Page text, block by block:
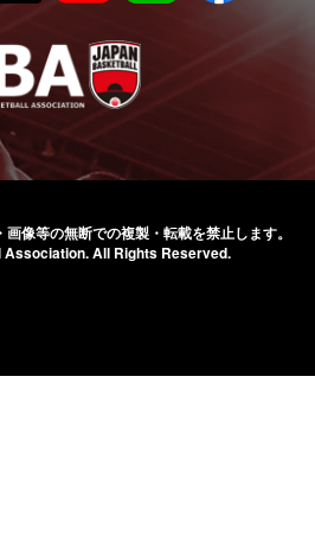
画像等の無断での複製・転載を禁止します。
All Rights Reserved.